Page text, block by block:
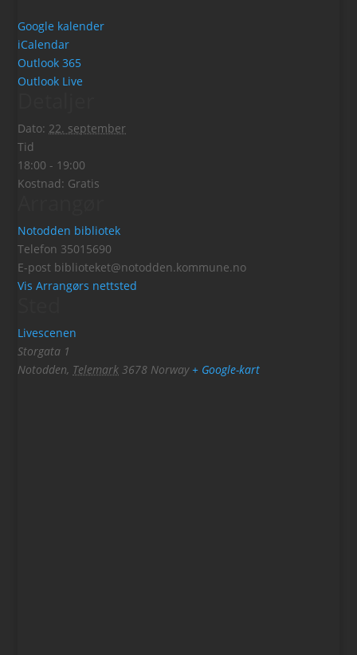
Google kalender
iCalendar
Outlook 365
Outlook Live
Dato: 22. september
Tid
18:00 - 19:00
Kostnad: Gratis
Notodden bibliotek
Telefon 35015690
E-post biblioteket@notodden.kommune.no
Vis Arrangørs nettsted
Livescenen
Storgata 1
Notodden, Telemark 3678 Norway + Google-kart